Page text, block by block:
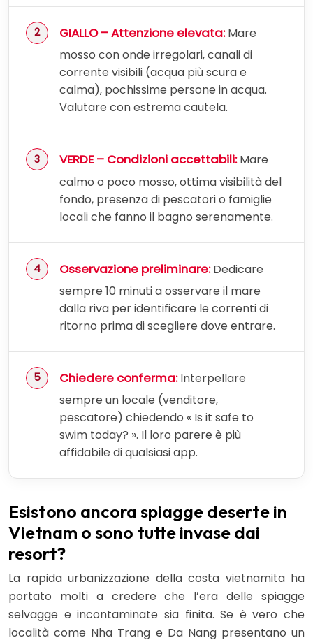
GIALLO – Attenzione elevata:Mare
mosso con onde irregolari, canali di
corrente visibili (acqua più scura e
calma), pochissime persone in acqua.
Valutare con estrema cautela.
VERDE – Condizioni accettabili:Mare
calmo o poco mosso, ottima visibilità del
fondo, presenza di pescatori o famiglie
locali che fanno il bagno serenamente.
Osservazione preliminare:Dedicare
sempre 10 minuti a osservare il mare
dalla riva per identificare le correnti di
ritorno prima di scegliere dove entrare.
Chiedere conferma:Interpellare
sempre un locale (venditore,
pescatore) chiedendo « Is it safe to
swim today? ». Il loro parere è più
affidabile di qualsiasi app.
Esistono ancora spiagge deserte in
Vietnam o sono tutte invase dai
resort?
La rapida urbanizzazione della costa vietnamita ha
portato molti a credere che l’era delle spiagge
selvagge e incontaminate sia finita. Se è vero che
località come Nha Trang e Da Nang presentano un